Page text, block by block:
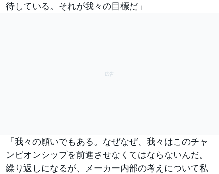
待している。それが我々の目標だ」
「我々の願いでもある。なぜなぜ、我々はこのチャ
ンピオンシップを前進させなくてはならないんだ。
繰り返しになるが、メーカー内部の考えについて私